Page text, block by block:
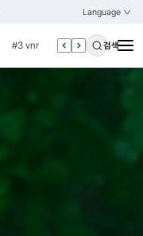
Language
열기
KOREAN
ENGLISH
#3 vnr
#4 관세
검색